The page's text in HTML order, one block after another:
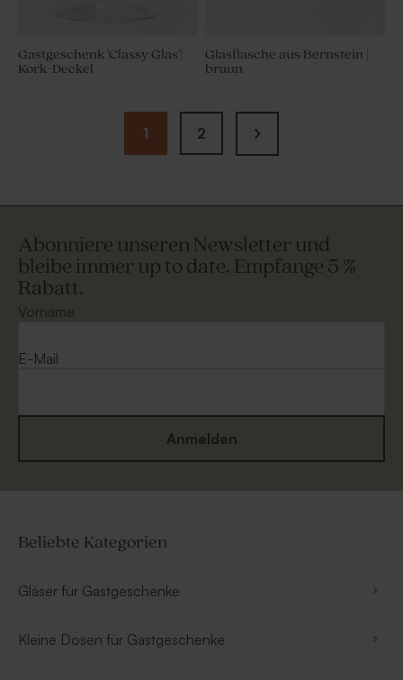
Gastgeschenk 'Classy Glas'|
Kork-Deckel
Glasflasche aus Bernstein |
braun
1 2
Abonniere unseren Newsletter und
bleibe immer up to date. Empfange 5 %
Rabatt.
Vorname
E-Mail
Anmelden
Beliebte Kategorien
Gläser für Gastgeschenke
Kleine Dosen für Gastgeschenke